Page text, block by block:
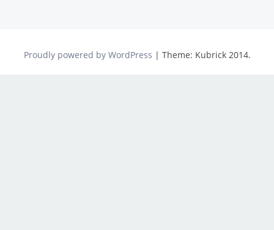
Proudly powered by WordPress | Theme: Kubrick 2014.